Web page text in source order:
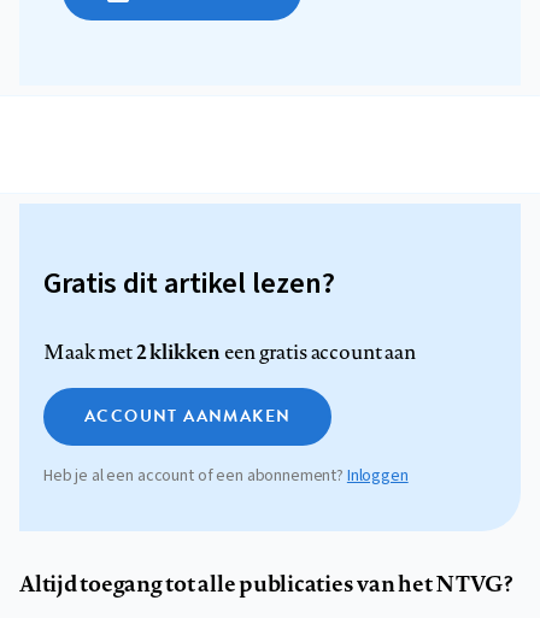
Gratis dit artikel lezen?
Maak met2 klikkeneen gratis account aan
ACCOUNT AANMAKEN
Heb je al een account of een abonnement? Inloggen
Altijd toegang tot alle publicaties van het NTVG?